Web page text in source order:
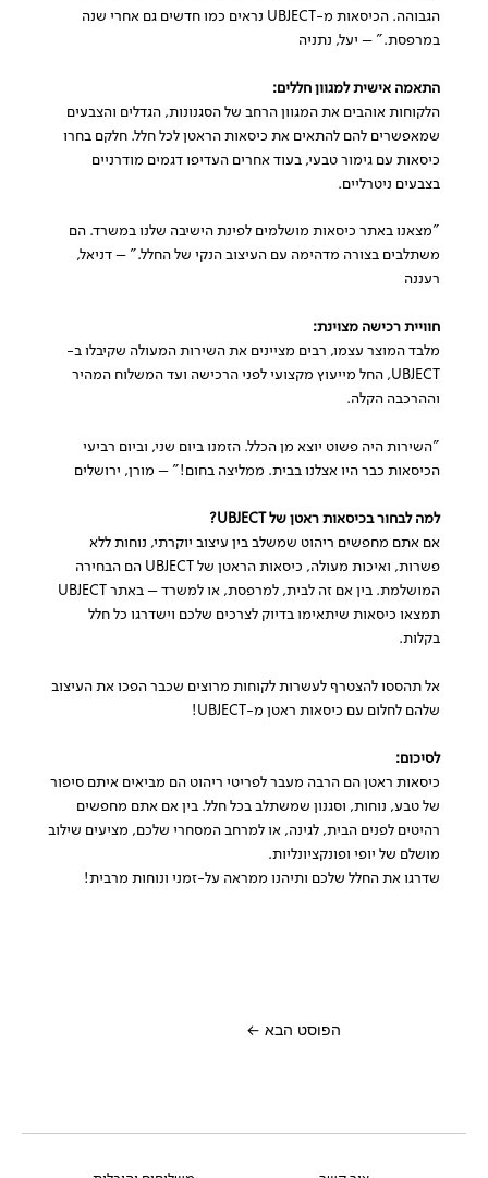
הגבוהה. הכיסאות מ-UBJECT נראים כמו חדשים גם אחרי שנה
במרפסת." – יעל, נתניה
התאמה אישית למגוון חללים:
הלקוחות אוהבים את המגוון הרחב של הסגנונות, הגדלים והצבעים
שמאפשרים להם להתאים את כיסאות הראטן לכל חלל. חלקם בחרו
כיסאות עם גימור טבעי, בעוד אחרים העדיפו דגמים מודרניים
בצבעים ניטרליים.
"מצאנו באתר כיסאות מושלמים לפינת הישיבה שלנו במשרד. הם
משתלבים בצורה מדהימה עם העיצוב הנקי של החלל." – דניאל,
רעננה
חוויית רכישה מצוינת:
מלבד המוצר עצמו, רבים מציינים את השירות המעולה שקיבלו ב-
UBJECT, החל מייעוץ מקצועי לפני הרכישה ועד המשלוח המהיר
וההרכבה הקלה.
"השירות היה פשוט יוצא מן הכלל. הזמנו ביום שני, וביום רביעי
הכיסאות כבר היו אצלנו בבית. ממליצה בחום!" – מורן, ירושלים
למה לבחור בכיסאות ראטן של UBJECT?
אם אתם מחפשים ריהוט שמשלב בין עיצוב יוקרתי, נוחות ללא
פשרות, ואיכות מעולה, כיסאות הראטן
של UBJECT הם הבחירה
המושלמת. בין אם זה לבית, למרפסת, או למשרד – באתרUBJECT
תמצאו כיסאות שיתאימו בדיוק לצרכים שלכם וישדרגו כל חלל
בקלות.
אל תהססו להצטרף לעשרות לקוחות מרוצים שכבר הפכו את העיצוב
שלהם לחלום עם כיסאות ראטן מ-UBJECT
!
לסיכום:
כיסאות ראטן הם הרבה מעבר לפריטי ריהוט הם מביאים איתם סיפור
של טבע, נוחות, וסגנון שמשתלב בכל חלל. בין אם אתם מחפשים
רהיטים לפנים הבית, לגינה, או למרחב המסחרי שלכם, מציעים שילוב
מושלם של יופי ופונקציונליות.
שדרגו את החלל שלכם ותיהנו ממראה על-זמני ונוחות מרבית!
הפוסט הבא ←